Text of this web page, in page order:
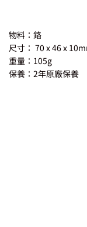
物料：鉻
尺寸： 70 x 46 x
重量：105g
保養：2年原廠保養